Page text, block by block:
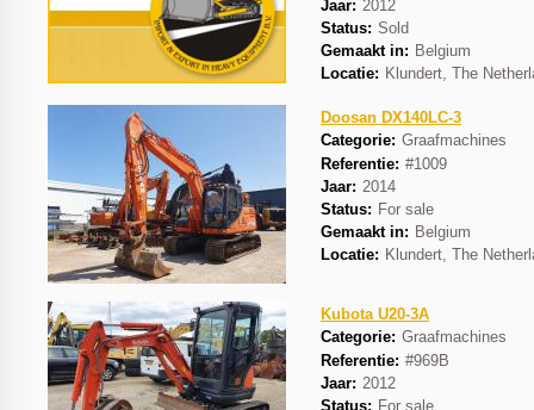
Jaar: 2012
Status: Sold
Gemaakt in: Belgium
Locatie: Klundert, The
Doosan DX140LC-3
Categorie: Graafmachines
Referentie: #1009
Jaar: 2014
Status: For sale
Gemaakt in: Belgium
Locatie: Klundert, The
Kubota U20-3A
Categorie: Graafmachines
Referentie: #969B
Jaar: 2012
Status: For sale